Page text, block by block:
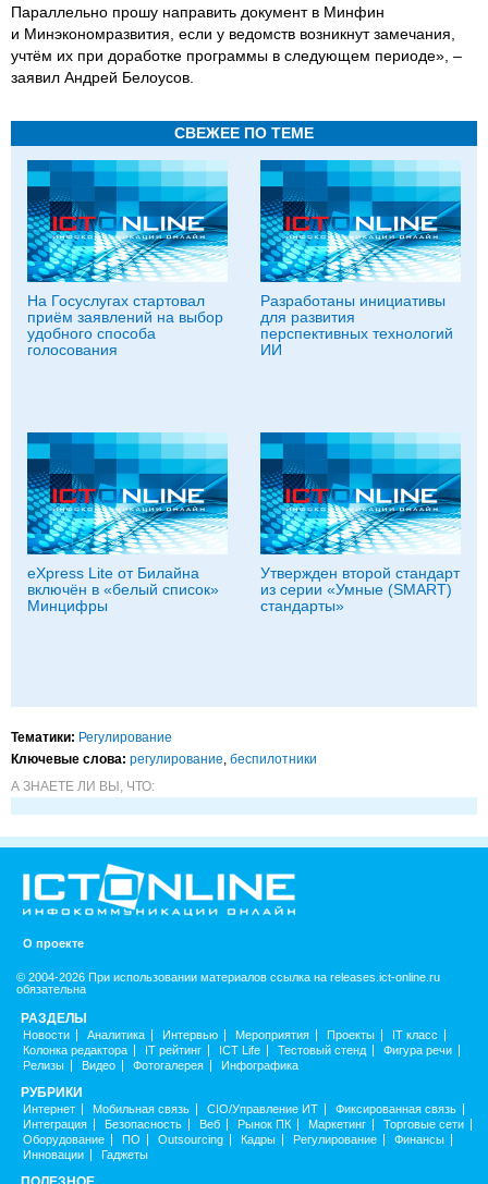
Параллельно прошу направить документ в Минфин
и Минэкономразвития, если у ведомств возникнут замечания,
учтём их при доработке программы в следующем периоде», –
заявил Андрей Белоусов.
СВЕЖЕЕ ПО ТЕМЕ
На Госуслугах стартовал
приём заявлений на выбор
удобного способа
голосования
Разработаны инициативы
для развития
перспективных технологий
ИИ
eXpress Lite от Билайна
включён в «белый список»
Минцифры
Утвержден второй стандарт
из серии «Умные (SMART)
стандарты»
Тематики: Регулирование
Ключевые слова: регулирование, беспилотники
А ЗНАЕТЕ ЛИ ВЫ, ЧТО:
О проекте
© 2004-2026 При использовании материалов ссылка на releases.ict-online.ru
обязательна
РАЗДЕЛЫ
Новости Аналитика Интервью Мероприятия Проекты
IT класс
Колонка редактора
IT рейтинг ICT Life Тестовый стенд
Фигура речи
Релизы
Видео Фотогалерея Инфографика
РУБРИКИ
Интернет Мобильная связь CIO/Управление ИТ
Фиксированная связь
Интеграция
Безопасность Веб Рынок ПК Маркетинг
Торговые сети
Оборудование
ПО Outsourcing Кадры Регулирование
Финансы
Инновации
Гаджеты